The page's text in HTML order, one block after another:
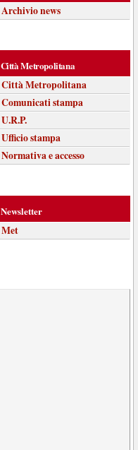
Archivio news
Città Metropolitana
Città Metropolitana
Comunicati stampa
U.R.P.
Ufficio stampa
Normativa e accesso
Newsletter
Met